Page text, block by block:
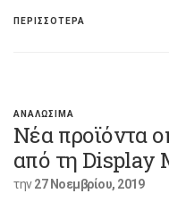
ΠΕΡΙΣΣΟΤΕΡΑ
ΑΝΑΛΩΣΙΜΑ
Νέα προϊόντα
από τη Display
την27 Νοεμβρίου, 2019